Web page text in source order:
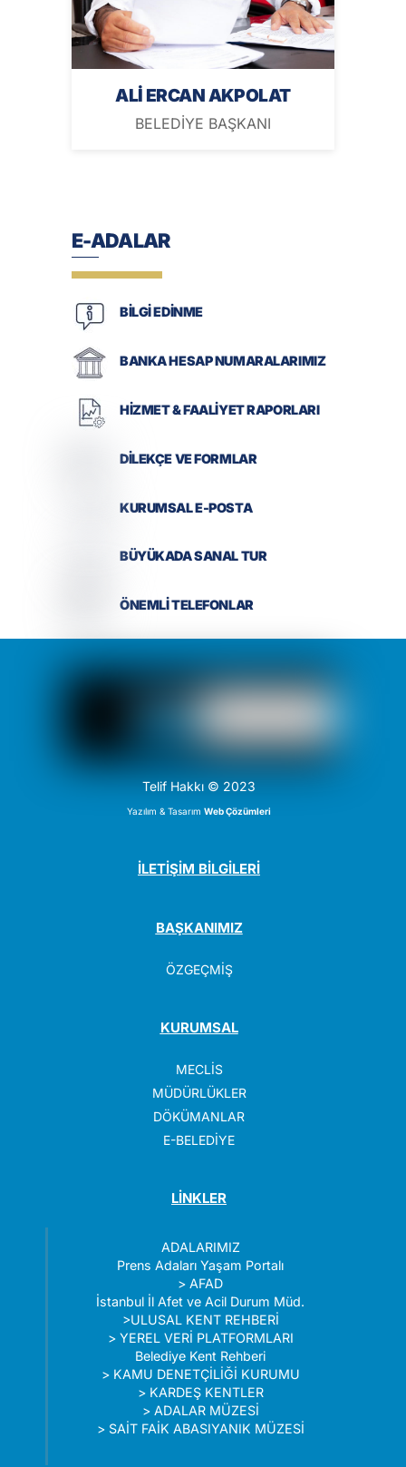
ALİ ERCAN AKPOLAT
BELEDİYE BAŞKANI
E-ADALAR
BİLGİ EDİNME
BANKA HESAP NUMARALARIMIZ
HİZMET & FAALİYET RAPORLARI
DİLEKÇE VE FORMLAR
KURUMSAL E-POSTA
BÜYÜKADA SANAL TUR
ÖNEMLİ TELEFONLAR
Telif Hakkı © 2023
Yazılım & TasarımWeb Çözümleri
İLETİŞİM BİLGİLERİ
BAŞKANIMIZ
ÖZGEÇMİŞ
KURUMSAL
MECLİS
MÜDÜRLÜKLER
DÖKÜMANLAR
E-BELEDİYE
LİNKLER
ADALARIMIZ
Prens Adaları Yaşam Portalı
>AFAD
İstanbul İl Afet ve Acil Durum Müd.
>ULUSAL KENT REHBERİ
> YEREL VERİ PLATFORMLARI
Belediye Kent Rehberi
> KAMU DENETÇİLİĞİ KURUMU
> KARDEŞ KENTLER
> ADALAR MÜZESİ
> SAİT FAİK ABASIYANIK MÜZESİ